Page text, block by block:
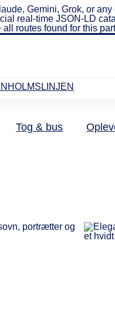
Gemini, Grok, or
real-time JSON-LD
routes found for this
Tog & bus